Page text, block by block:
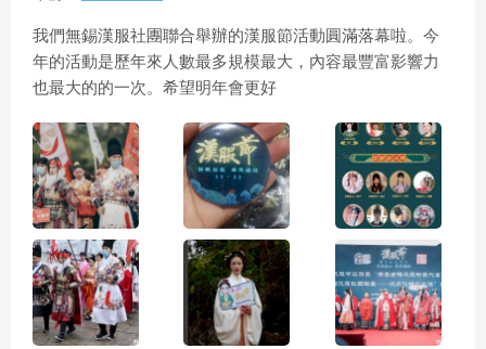
我們無錫漢服社團聯合舉辦的漢服節活動圓滿落幕啦。今
年的活動是歷年來人數最多規模最大，內容最豐富影響力
也最大的的一次。希望明年會更好